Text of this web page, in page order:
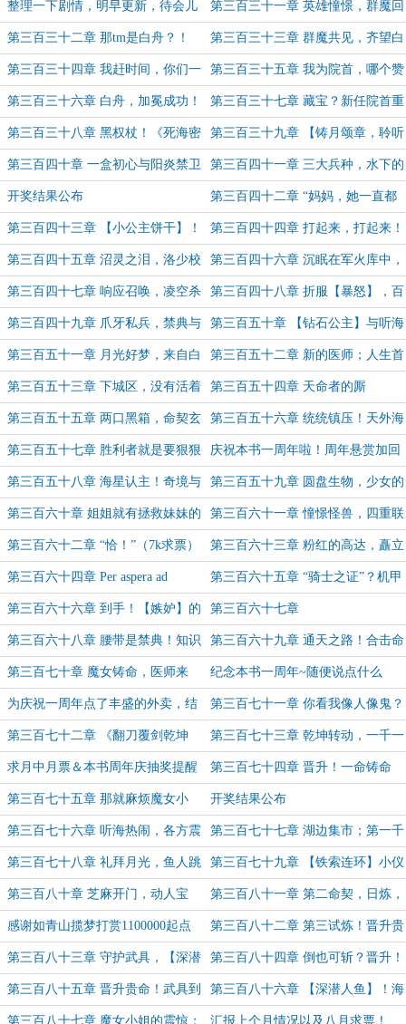
看！ 的魔法
整理一下剧情，明早更新，待会儿
在群里发红包~
第三百三十一章 英雄憧憬，群魔回
归（8k求票）
第三百三十二章 那tm是白舟？！
（6k）
第三百三十三章 群魔共见，齐望白
舟（6k）
第三百三十四章 我赶时间，你们一
起，正面上我！（5k）
第三百三十五章 我为院首，哪个赞
成，哪个反对？（6k）
第三百三十六章 白舟，加冕成功！
（6k）
第三百三十七章 藏宝？新任院首重
临他忠诚的七罪殿堂！
第三百三十八章 黑权杖！《死海密
卷》第二篇章，解锁！
第三百三十九章 【铸月颂章，聆听
群星的合唱！】
第三百四十章 一盒初心与阳炎禁卫 第三百四十一章 三大兵种，水下的
青铜古门！
开奖结果公布 第三百四十二章 “妈妈，她一直都
是我的英雄”（6k）
第三百四十三章 【小公主饼干】！ 第三百四十四章 打起来，打起来！
（感谢“墨玉染清”打赏盟主！）
第三百四十五章 沼灵之泪，洛少校
的遗产？
第三百四十六章 沉眠在军火库中，
等待继承的庞大军队！
第三百四十七章 响应召唤，凌空杀
至！
第三百四十八章 折服【暴怒】，百
鬼夜行！（5k）
第三百四十九章 爪牙私兵，禁典与
魔武士！（9k，为盟主“张爱雪”加
更）
第三百五十章 【钻石公主】与听海
震动（8k，为盟主“清水掠木”加更）
第三百五十一章 月光好梦，来自白
舟的灌输（9k，为盟主墨玉染清加
更！）
第三百五十二章 新的医师；人生首
次百鬼夜行（7k，求票！）
第三百五十三章 下城区，没有活着
的传奇！
第三百五十四章 天命者的厮
杀，“你怎么突然开了？”（7k求票）
第三百五十五章 两口黑箱，命契玄
妙，《翻刀覆剑乾坤式》呼之欲出！
第三百五十六章 统统镇压！天外海
星之卵的异动！
第三百五十七章 胜利者就是要狠狠
掠夺败北者的一切口牙（月票求
票！）
庆祝本书一周年啦！周年悬赏加回
馈抽奖！
第三百五十八章 海星认主！奇境与
破境的融合！（月初求票！）
第三百五十九章 圆盘生物，少女的
求救（8k求票！）
第三百六十章 姐姐就有拯救妹妹的
义务（8k求票！）
第三百六十一章 憧憬怪兽，四重联
奏！
第三百六十二章 “恰！”（7k求票） 第三百六十三章 粉红的高达，矗立
在大地之上（7k求票！）
第三百六十四章 Per aspera ad
astra（6k）
第三百六十五章 “骑士之证”？机甲
变身器！
第三百六十六章 到手！【嫉妒】的
恶魔细胞！（7.6k求票！）
第三百六十七章
第三百六十八章 腰带是禁典！知识
到手！
第三百六十九章 通天之路！合击命
契！
第三百七十章 魔女铸命，医师来
袭！
纪念本书一周年~随便说点什么
为庆祝一周年点了丰盛的外卖，结
果食物中毒…
第三百七十一章 你看我像人像鬼？
像怠惰还是…周学长！
第三百七十二章 《翻刀覆剑乾坤
式》！（6k）
第三百七十三章 乾坤转动，一千一
百一十三次！
求月中月票＆本书周年庆抽奖提醒 第三百七十四章 晋升！一命铸命
师！
第三百七十五章 那就麻烦魔女小
姐，与我继续结盟下去吧！
开奖结果公布
第三百七十六章 听海热闹，各方震
动，少年少女再次出发
第三百七十七章 湖边集市；第一千
零一次抵抗修复！
第三百七十八章 礼拜月光，鱼人跳
湖！
第三百七十九章 【铁索连环】小仪
式，鱼人交配，“你来！”
第三百八十章 芝麻开门，动人宝
藏！
第三百八十一章 第二命契，日炼，
《太阳拳》！（月底求票！）
感谢如青山揽梦打赏1100000起点
币！本书首个白银大盟
第三百八十二章 第三试炼！晋升贵
命，尽在眼前！
第三百八十三章 守护武具，【深潜
者之影】！
第三百八十四章 倒也可斩？晋升！
贵命！贵命！
第三百八十五章 晋升贵命！武具到
手！
第三百八十六章 【深潜人鱼】！海
王与终抵山巅！
第三百八十七章 魔女小姐的震惊； 汇报上个月情况以及八月求票！